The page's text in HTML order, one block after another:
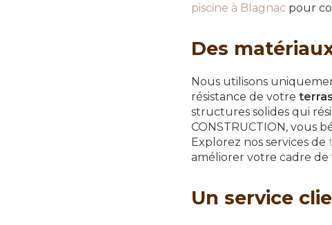
piscine à Blagnac pour
Des
Nous utilisons
résistance de votre
structures solides qui
CONSTRUCTION, vous
Explorez nos services de
améliorer votre cadre de
Un service